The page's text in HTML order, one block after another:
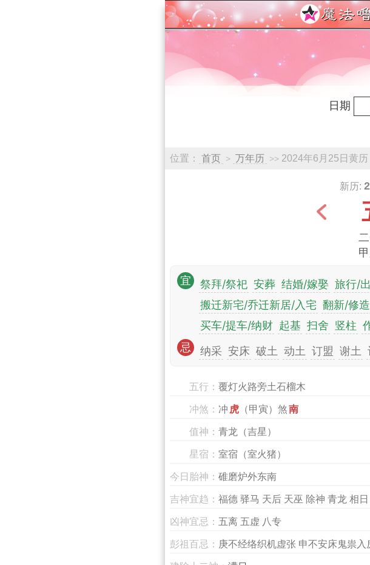
日期
位置： 首页 > 万年历 >> 2024年6月25日黄历
新历:
宜 祭拜/祭祀 安葬 结婚/嫁娶 旅行/
搬迁新宅/乔迁新居/入宅 翻新/修造
买车/提车/纳财 起基 扫舍 竖柱
忌 纳采 安床 破土 动土 订盟 谢土
五行： 覆灯火路旁土石榴木
冲煞： 冲 虎 （甲寅）煞南
值神： 青龙（吉星）
星宿： 室宿（室火猪）
今日胎神： 碓磨炉外东南
吉神宜趋： 福德 驿马 天后 天巫 除神 青龙 相
凶神宜忌： 五离 五虚 八专
彭祖百忌： 庚不经络织机虚张 申不安床鬼祟入